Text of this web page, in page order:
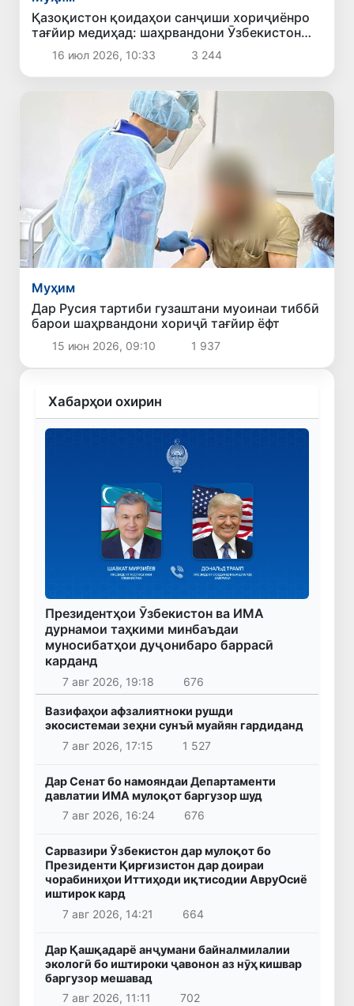
Қазоқистон қоидаҳои санҷиши хориҷиёнро
тағйир медиҳад: шаҳрвандони Ӯзбекистон
чиро бояд донанд
16 июл 2026, 10:33 3 244
Муҳим
Дар Русия тартиби гузаштани муоинаи тиббӣ
барои шаҳрвандони хориҷӣ тағйир ёфт
15 июн 2026, 09:10 1 937
Хабарҳои охирин
Президентҳои Ӯзбекистон ва ИМА
дурнамои таҳкими минбаъдаи
муносибатҳои дуҷонибаро баррасӣ
карданд
7 авг 2026, 19:18 676
Вазифаҳои афзалиятноки рушди
экосистемаи зеҳни сунъӣ муайян гардиданд
7 авг 2026, 17:15
1 527
Дар Сенат бо намояндаи Департаменти
давлатии ИМА мулоқот баргузор шуд
7 авг 2026, 16:24
676
Сарвазири Ӯзбекистон дар мулоқот бо
Президенти Қирғизистон дар доираи
чорабиниҳои Иттиҳоди иқтисодии АвруОсиё
иштирок кард
7 авг 2026, 14:21
664
Дар Қашқадарё анҷумани байналмилалии
экологӣ бо иштироки ҷавонон аз нӯҳ кишвар
баргузор мешавад
7 авг 2026, 11:11
702